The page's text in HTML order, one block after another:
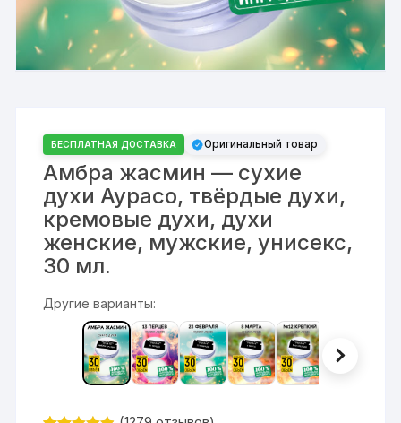
БЕСПЛАТНАЯ ДОСТАВКА Оригинальный товар
Амбра жасмин — сухие
духи Аурасо, твёрдые духи,
кремовые духи, духи
женские, мужские, унисекс,
30 мл.
Другие варианты: